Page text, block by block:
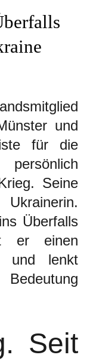
und
für die
Seine
Überfalls
er einen
und lenkt
Seit